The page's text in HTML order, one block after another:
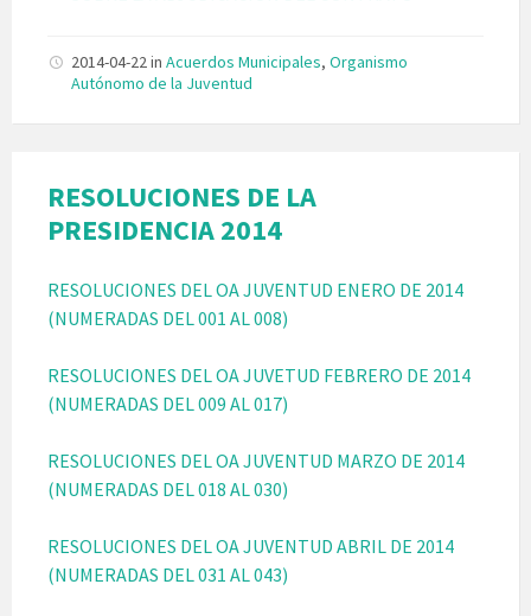
2014-04-22in Acuerdos Municipales, Organismo
Autónomo de la Juventud
RESOLUCIONES DE LA
PRESIDENCIA 2014
RESOLUCIONES DEL OA JUVENTUD ENERO DE 2014
(NUMERADAS DEL 001 AL 008)
RESOLUCIONES DEL OA JUVETUD FEBRERO DE 2014
(NUMERADAS DEL 009 AL 017)
RESOLUCIONES DEL OA JUVENTUD MARZO DE 2014
(NUMERADAS DEL 018 AL 030)
RESOLUCIONES DEL OA JUVENTUD ABRIL DE 2014
(NUMERADAS DEL 031 AL 043)